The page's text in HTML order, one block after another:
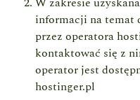
informacji na temat
przez operatora
kontaktować się z
operator jest
hostinger.pl